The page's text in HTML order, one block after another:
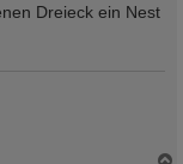
Dreieck ein Nest